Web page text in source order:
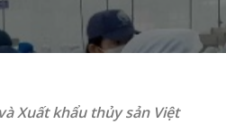
Xuất khẩu thủy sản Việt